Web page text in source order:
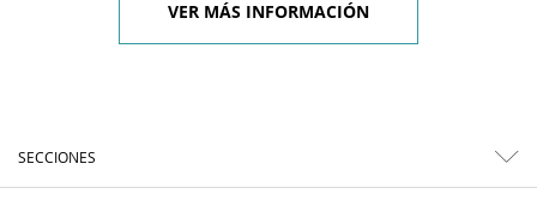
VER MÁS INFORMACIÓN
SECCIONES